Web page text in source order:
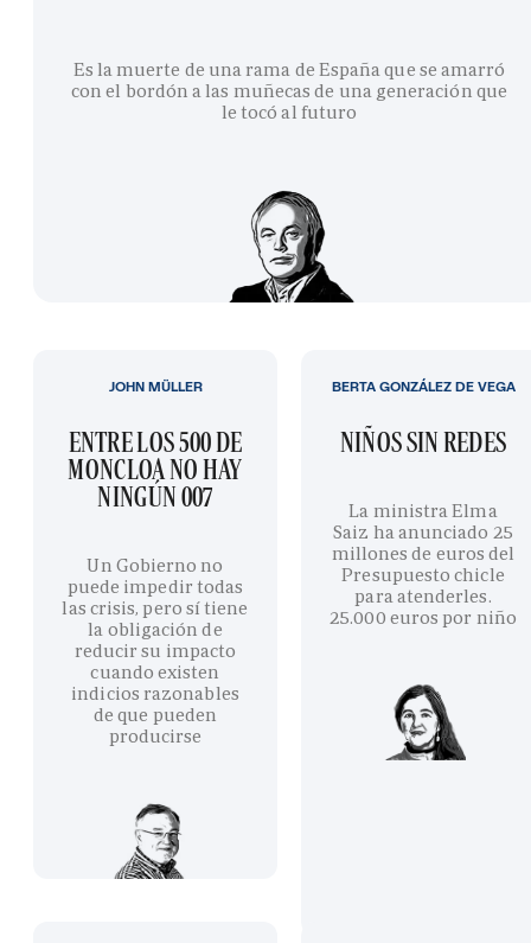
Es la muerte de una rama de España que se amarró
con el bordón a las muñecas de una generación que
le tocó al futuro
ENTRE LOS 500 DE
MONCLOA NO HAY
NINGÚN 007
Un Gobierno no
puede impedir todas
las crisis, pero sí tiene
la obligación de
reducir su impacto
cuando existen
indicios razonables
de que pueden
producirse
JOHN MÜLLER
NIÑOS SIN REDES
La ministra Elma
Saiz ha anunciado 25
millones de euros del
Presupuesto chicle
para atenderles.
25.000 euros por niño
BERTA GONZÁLEZ DE VEGA